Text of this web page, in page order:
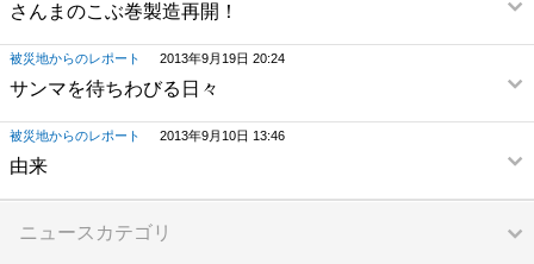
さんまのこぶ巻製造再開！
被災地からのレポート 2013年9月19日 20:24
サンマを待ちわびる日々
被災地からのレポート 2013年9月10日 13:46
由来
ニュースカテゴリ